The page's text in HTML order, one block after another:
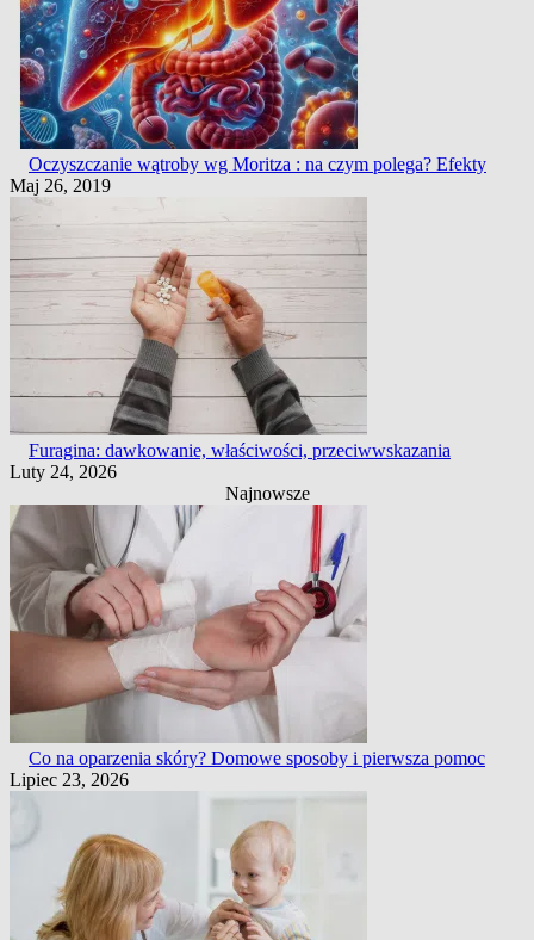
Oczyszczanie wątroby wg Moritza : na czym polega? Efekty
Maj 26, 2019
Furagina: dawkowanie, właściwości, przeciwwskazania
Luty 24, 2026
Najnowsze
Co na oparzenia skóry? Domowe sposoby i pierwsza pomoc
Lipiec 23, 2026